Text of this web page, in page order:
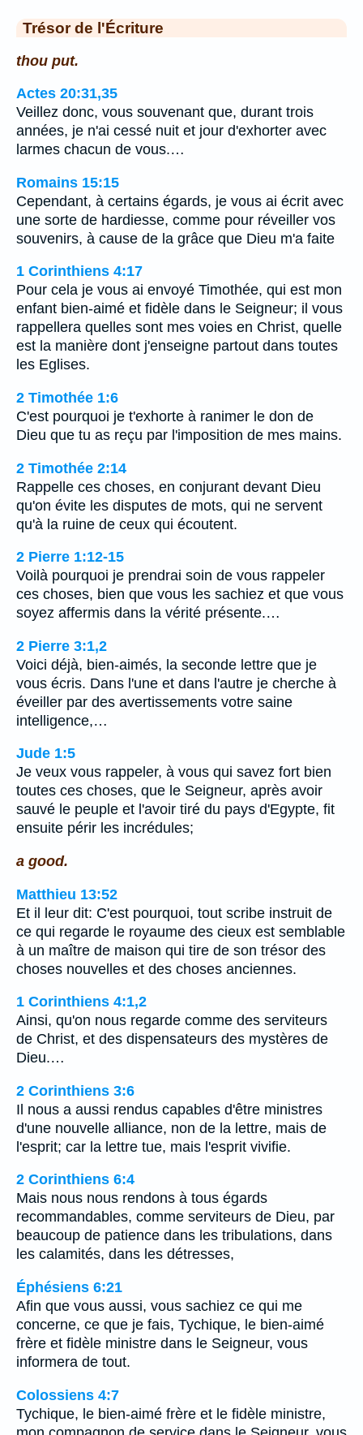
Trésor de l'Écriture
thou put.
Actes 20:31,35
Veillez donc, vous souvenant que, durant trois
années, je n'ai cessé nuit et jour d'exhorter avec
larmes chacun de vous.…
Romains 15:15
Cependant, à certains égards, je vous ai écrit avec
une sorte de hardiesse, comme pour réveiller vos
souvenirs, à cause de la grâce que Dieu m'a faite
1 Corinthiens 4:17
Pour cela je vous ai envoyé Timothée, qui est mon
enfant bien-aimé et fidèle dans le Seigneur; il vous
rappellera quelles sont mes voies en Christ, quelle
est la manière dont j'enseigne partout dans toutes
les Eglises.
2 Timothée 1:6
C'est pourquoi je t'exhorte à ranimer le don de
Dieu que tu as reçu par l'imposition de mes mains.
2 Timothée 2:14
Rappelle ces choses, en conjurant devant Dieu
qu'on évite les disputes de mots, qui ne servent
qu'à la ruine de ceux qui écoutent.
2 Pierre 1:12-15
Voilà pourquoi je prendrai soin de vous rappeler
ces choses, bien que vous les sachiez et que vous
soyez affermis dans la vérité présente.…
2 Pierre 3:1,2
Voici déjà, bien-aimés, la seconde lettre que je
vous écris. Dans l'une et dans l'autre je cherche à
éveiller par des avertissements votre saine
intelligence,…
Jude 1:5
Je veux vous rappeler, à vous qui savez fort bien
toutes ces choses, que le Seigneur, après avoir
sauvé le peuple et l'avoir tiré du pays d'Egypte, fit
ensuite périr les incrédules;
a good.
Matthieu 13:52
Et il leur dit: C'est pourquoi, tout scribe instruit de
ce qui regarde le royaume des cieux est semblable
à un maître de maison qui tire de son trésor des
choses nouvelles et des choses anciennes.
1 Corinthiens 4:1,2
Ainsi, qu'on nous regarde comme des serviteurs
de Christ, et des dispensateurs des mystères de
Dieu.…
2 Corinthiens 3:6
Il nous a aussi rendus capables d'être ministres
d'une nouvelle alliance, non de la lettre, mais de
l'esprit; car la lettre tue, mais l'esprit vivifie.
2 Corinthiens 6:4
Mais nous nous rendons à tous égards
recommandables, comme serviteurs de Dieu, par
beaucoup de patience dans les tribulations, dans
les calamités, dans les détresses,
Éphésiens 6:21
Afin que vous aussi, vous sachiez ce qui me
concerne, ce que je fais, Tychique, le bien-aimé
frère et fidèle ministre dans le Seigneur, vous
informera de tout.
Colossiens 4:7
Tychique, le bien-aimé frère et le fidèle ministre,